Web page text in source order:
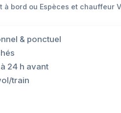
à bord ou Espèces et chauffeur
& ponctuel
24 h avant
train